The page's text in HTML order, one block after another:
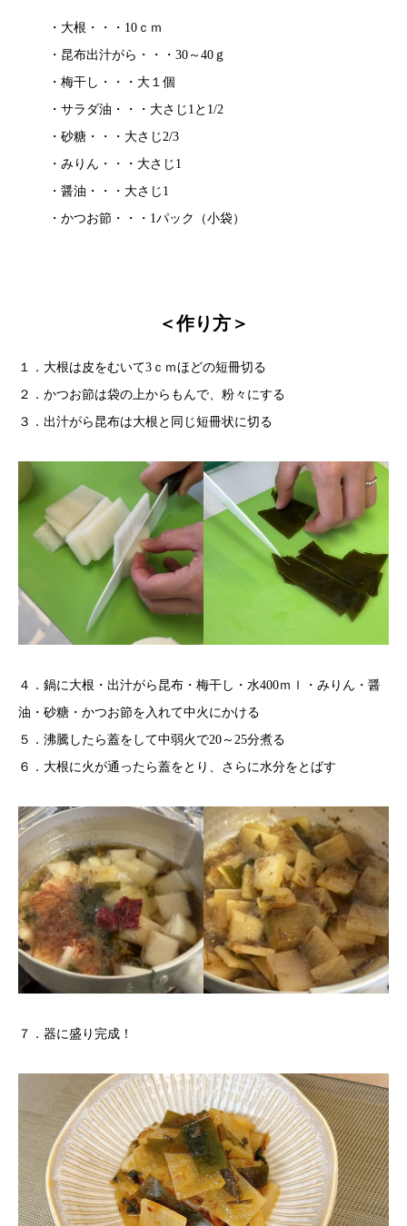
・大根・・・10ｃｍ
・昆布出汁がら・・・30～40ｇ
・梅干し・・・大１個
・サラダ油・・・大さじ1と1/2
・砂糖・・・大さじ2/3
・みりん・・・大さじ1
・醤油・・・大さじ1
・かつお節・・・1パック（小袋）
＜作り方＞
１．大根は皮をむいて3ｃｍほどの短冊切る
２．かつお節は袋の上からもんで、粉々にする
３．出汁がら昆布は大根と同じ短冊状に切る
４．鍋に大根・出汁がら昆布・梅干し・水400ｍｌ・みりん・醤
油・砂糖・かつお節を入れて中火にかける
５．沸騰したら蓋をして中弱火で20～25分煮る
６．大根に火が通ったら蓋をとり、さらに水分をとばす
７．器に盛り完成！